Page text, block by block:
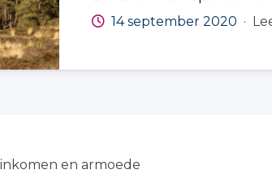
14 september 2020 ·
en armoede